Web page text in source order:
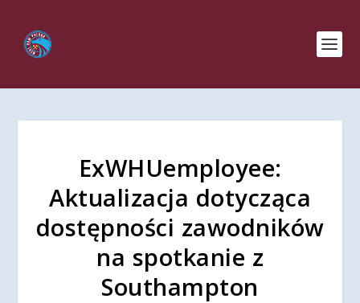
ExWHUemployee:
Aktualizacja dotycząca
dostępności zawodników
na spotkanie z
Southampton